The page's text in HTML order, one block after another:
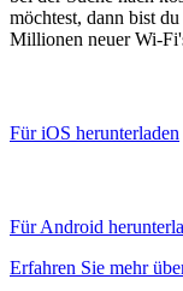
möchtest, dann bist
Millionen neuer Wi-
Für iOS herunterladen
Für Android
Erfahren Sie mehr